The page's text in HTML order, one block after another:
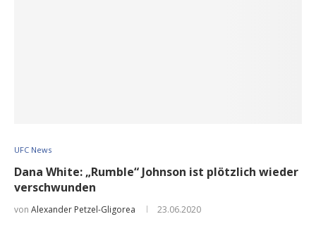
UFC News
Dana White: „Rumble“ Johnson ist plötzlich wieder
verschwunden
von Alexander Petzel-Gligorea 23.06.2020